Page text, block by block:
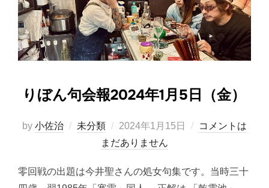
りぼん句会報2024年1月5日（金）
by 小佐治 未分類
投
稿
2024年1月15日
コメントは
まだありません
零回戦の出題は今井聖さんの処女句集です。当時三十